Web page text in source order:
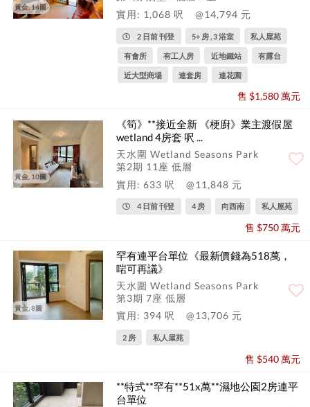
黃金, 14圖
實用: 1,068 呎
@14,794 元
2 日前 刊登 5+ 房 , 3 浴室 私人屋苑
有會所 有工人房 近地鐵站 有露台
近大型商場 連套房 連花園
售 $1,580 萬元
黃金, 10圖
《筍》**接近全新 《梗廚》業主渡假屋
wetland 4房套 呎 ...
天水圍 Wetland Seasons Park
第2期 11座 低層
實用: 633 呎
@11,848 元
4 日前 刊登 4 房 向西南 私人屋苑
售 $750 萬元
黃金, 8圖
罕有連平台單位《最新價錢為518萬，
啱可再議》
天水圍 Wetland Seasons Park
第3期 7座 低層
實用: 394 呎
@13,706 元
2 房 私人屋苑
售 $540 萬元
**特式**罕有**51x萬**濕地公園2房連平
台單位